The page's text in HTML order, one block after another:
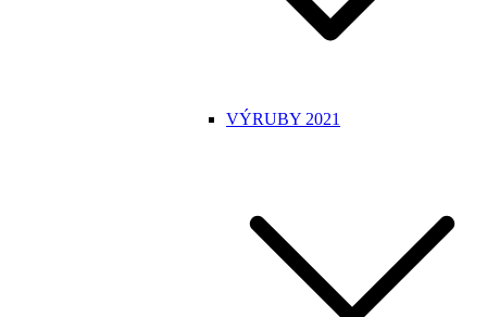
VÝRUBY 2021